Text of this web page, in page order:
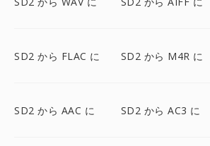
SD2 から FLAC に SD2 から M4R に
SD2 から AAC に SD2 から AC3 に